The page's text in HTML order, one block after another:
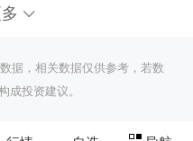
据，相关数据仅供参考，若数
投资建议。